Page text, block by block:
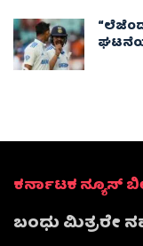
ಕರ್ನಾಟಕ ನ್ಯೂಸ್
ಬಂಧು ಮಿತ್ರರೇ